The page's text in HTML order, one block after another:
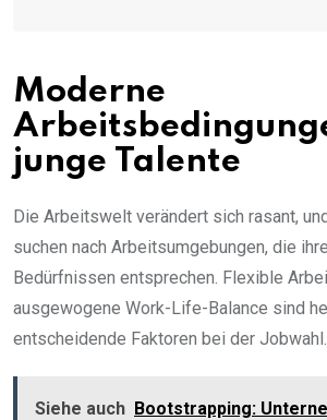
Moderne
junge Talente
Die Arbeitswelt verändert sich rasant,
suchen nach Arbeitsumgebungen, die
Bedürfnissen entsprechen. Flexible
ausgewogene Work-Life-Balance sind
entscheidende Faktoren bei der Jobwahl.
Siehe auch Bootstrapping: